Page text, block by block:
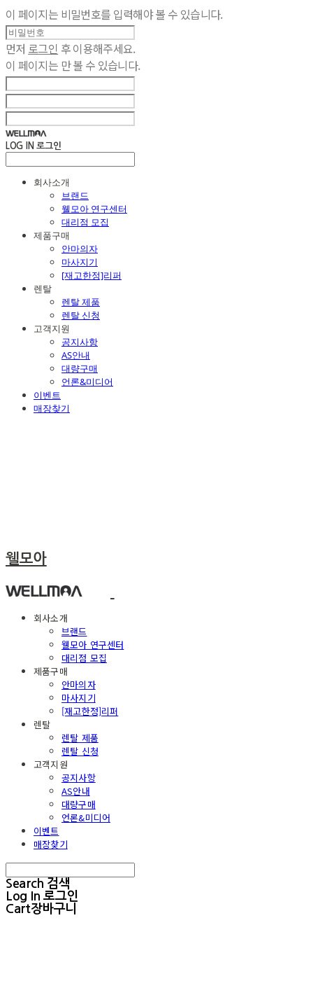
이 페이지는 비밀번호를 입력해야 볼 수 있습니다.
먼저 로그인 후 이용해주세요.
이 페이지는 만 볼 수 있습니다.
LOG IN 로그인
회사소개
브랜드
웰모아 연구센터
대리점 모집
제품구매
안마의자
마사지기
[재고한정]리퍼
렌탈
렌탈 제품
렌탈 신청
고객지원
공지사항
AS안내
대량구매
언론&미디어
이벤트
매장찾기
웰모아
회사소개
브랜드
웰모아 연구센터
대리점 모집
제품구매
안마의자
마사지기
[재고한정]리퍼
렌탈
렌탈 제품
렌탈 신청
고객지원
공지사항
AS안내
대량구매
언론&미디어
이벤트
매장찾기
Search 검색
Log In 로그인
Cart장바구니